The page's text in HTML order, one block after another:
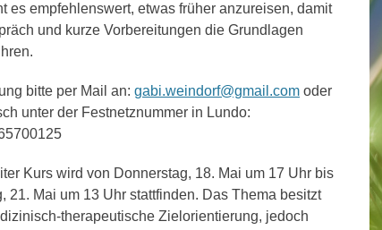
es empfehlenswert, etwas früher anzureisen, damit
und kurze Vorbereitungen die Grundlagen
bitte per Mail an: gabi.weindorf@gmail.com oder
unter der Festnetznummer in Lundo:
Kurs wird von Donnerstag, 18. Mai um 17 Uhr bis
21. Mai um 13 Uhr stattfinden. Das Thema besitzt
therapeutische Zielorientierung, jedoch